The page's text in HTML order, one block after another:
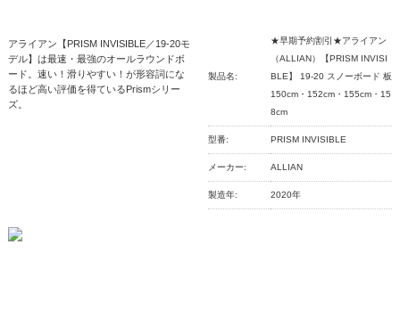
アライアン【PRISM INVISIBLE／19-20モ
デル】は最速・最強のオールラウンドボ
ード。速い！滑りやすい！が形容詞にな
るほど高い評価を得ているPrismシリー
ズ。
製品名:
★早期予約割引★アライアン
（ALLIAN）【PRISM INVISI
BLE】 19-20 スノーボード 板
150cm・152cm・155cm・15
8cm
型番: PRISM INVISIBLE
メーカー: ALLIAN
製造年: 2020年